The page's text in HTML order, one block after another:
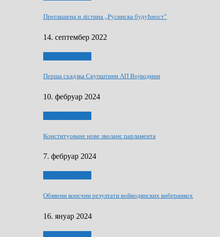
Преглашена и лїстина „Русинска будућност”
14. септембер 2022
Перша схадзка Скупштини АП Војводини
10. фебруар 2024
Конституоване нове зволанє парламентa
7. фебруар 2024
Обявени конєчни резултати войводянских виберанкох
16. януар 2024